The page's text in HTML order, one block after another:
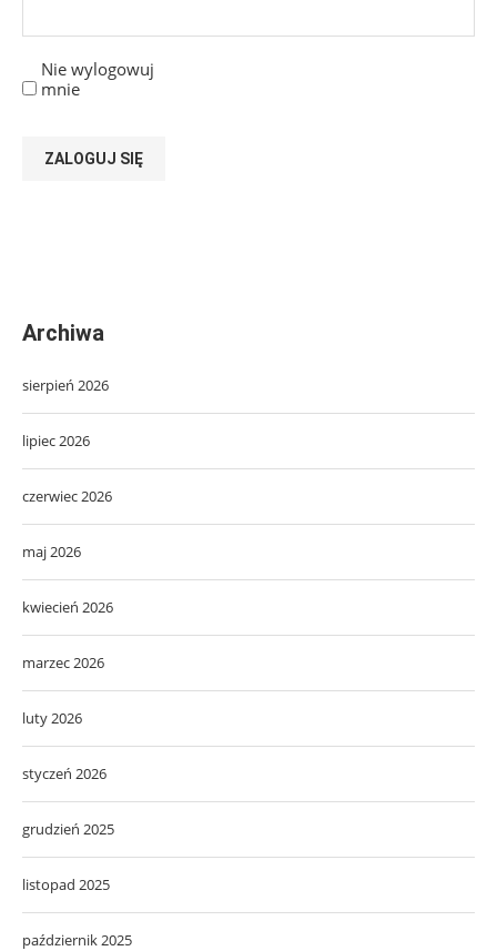
Nie wylogowuj
mnie
ZALOGUJ SIĘ
Archiwa
sierpień 2026
lipiec 2026
czerwiec 2026
maj 2026
kwiecień 2026
marzec 2026
luty 2026
styczeń 2026
grudzień 2025
listopad 2025
październik 2025